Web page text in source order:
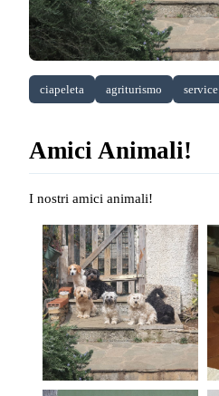
ciapeleta agriturismo service
Amici Animali!
I nostri amici animali!